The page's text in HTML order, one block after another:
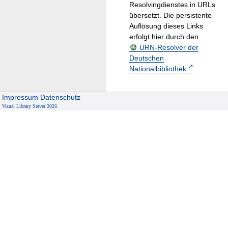
Resolvingdienstes in URLs
übersetzt. Die persistente
Auflösung dieses Links
erfolgt hier durch den
URN-Resolver der
Deutschen
Nationalbibliothek
.
Impressum Datenschutz
Visual Library Server 2026